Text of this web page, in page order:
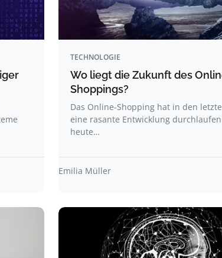
TECHNOLOGIE
Wo liegt die Zukunft des
Shoppings?
Das Online-Shopping hat in den
eine rasante Entwicklung
heute…
Emilia Müller